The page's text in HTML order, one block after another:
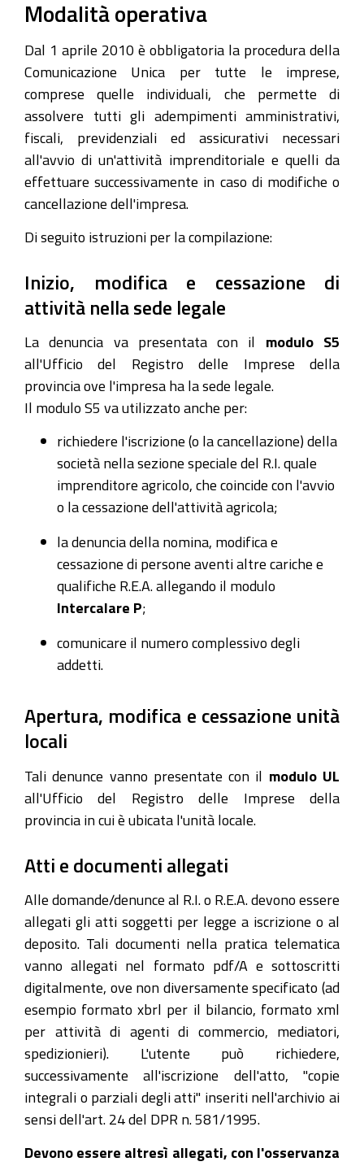
Modalità operativa
Dal 1 aprile 2010 è obbligatoria la procedura della
Comunicazione Unica per tutte le imprese,
comprese quelle individuali, che permette di
assolvere tutti gli adempimenti amministrativi,
fiscali, previdenziali ed assicurativi necessari
all'avvio di un'attività imprenditoriale e quelli da
effettuare successivamente in caso di modifiche o
cancellazione dell'impresa.
Di seguito istruzioni per la compilazione:
Inizio, modifica e cessazione di
attività nella sede legale
La denuncia va presentata con il modulo S5
all'Ufficio del Registro delle Imprese della
provincia ove l'impresa ha la sede legale.
Il modulo S5 va utilizzato anche per:
richiedere l'iscrizione (o la cancellazione) della
società nella sezione speciale del R.I. quale
imprenditore agricolo, che coincide con l'avvio
o la cessazione dell'attività agricola;
la denuncia della nomina, modifica e
cessazione di persone aventi altre cariche e
qualifiche R.E.A. allegando il modulo
Intercalare P;
comunicare il numero complessivo degli
addetti.
Apertura, modifica e cessazione unità
locali
Tali denunce vanno presentate con il modulo UL
all'Ufficio del Registro delle Imprese della
provincia in cui è ubicata l'unità locale.
Atti e documenti allegati
Alle domande/denunce al R.I. o R.E.A. devono essere
allegati gli atti soggetti per legge a iscrizione o al
deposito. Tali documenti nella pratica telematica
vanno allegati nel formato pdf/A e sottoscritti
digitalmente, ove non diversamente specificato (ad
esempio formato xbrl per il bilancio, formato xml
per attività di agenti di commercio, mediatori,
spedizionieri). L'utente può richiedere,
successivamente all'iscrizione dell'atto, "copie
integrali o parziali degli atti" inseriti nell'archivio ai
sensi dell'art. 24 del DPR n. 581/1995.
Devono essere altresì allegati, con l'osservanza